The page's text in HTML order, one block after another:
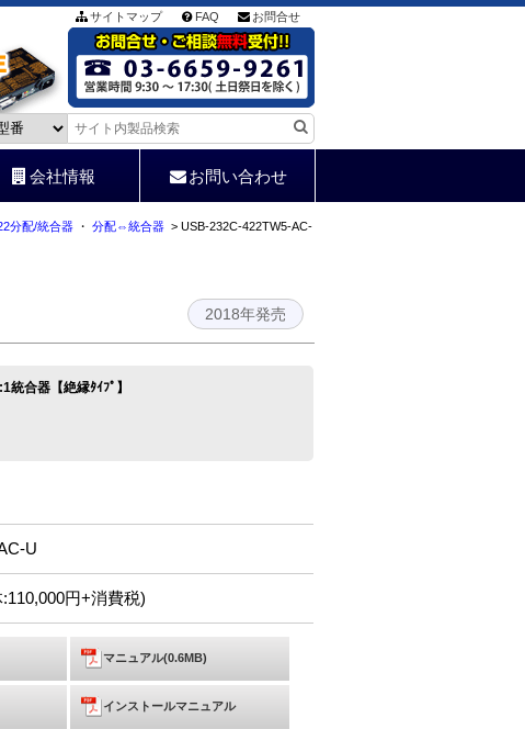
サイトマップ FAQ お問合せ
会社情報 お問い合わせ
分配/統合器 ・ 分配⇔統合器 > USB-232C-422TW5-AC-
2018年発売
合器【絶縁ﾀｲﾌﾟ】
U
円+消費税)
マニュアル(0.6MB)
インストールマニュアル